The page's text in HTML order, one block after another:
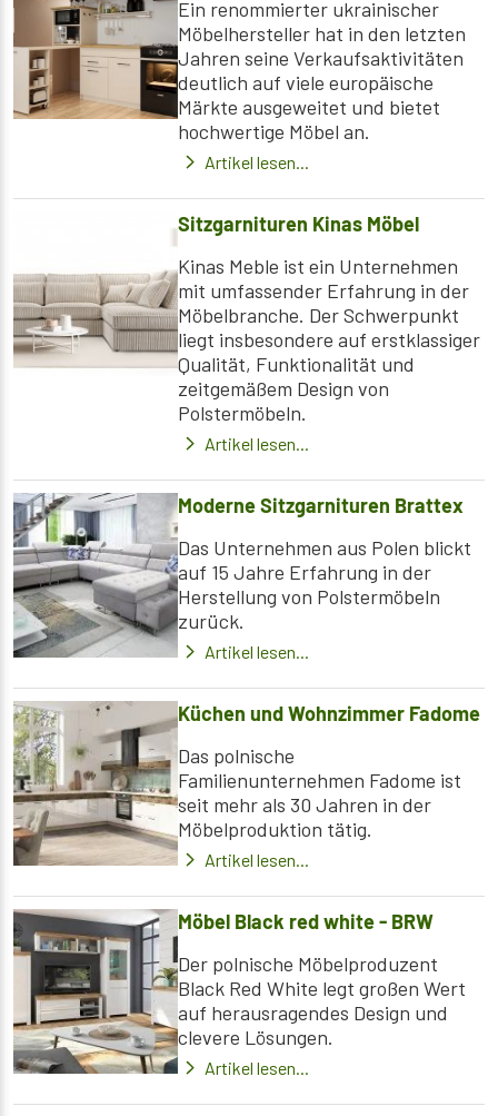
Ein renommierter ukrainischer
Möbelhersteller hat in den letzten
Jahren seine Verkaufsaktivitäten
deutlich auf viele europäische
Märkte ausgeweitet und bietet
hochwertige Möbel an.
Artikel lesen...
Sitzgarnituren Kinas Möbel
Kinas Meble ist ein Unternehmen
mit umfassender Erfahrung in der
Möbelbranche. Der Schwerpunkt
liegt insbesondere auf erstklassiger
Qualität, Funktionalität und
zeitgemäßem Design von
Polstermöbeln.
Artikel lesen...
Moderne Sitzgarnituren Brattex
Das Unternehmen aus Polen blickt
auf 15 Jahre Erfahrung in der
Herstellung von Polstermöbeln
zurück.
Artikel lesen...
Küchen und Wohnzimmer Fadome
Das polnische
Familienunternehmen Fadome ist
seit mehr als 30 Jahren in der
Möbelproduktion tätig.
Artikel lesen...
Möbel Black red white - BRW
Der polnische Möbelproduzent
Black Red White legt großen Wert
auf herausragendes Design und
clevere Lösungen.
Artikel lesen...